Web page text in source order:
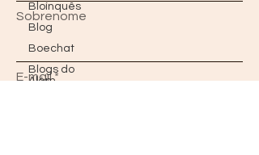
Bloínquês
Blog
Boechat
Blogs do
Além
Sobrenome
E-mail